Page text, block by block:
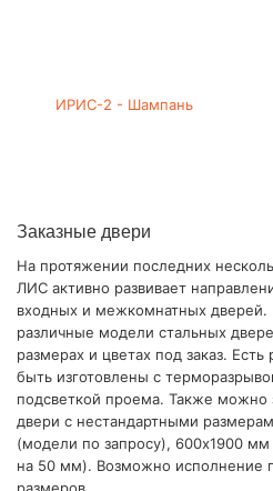
ИРИС-2 - Шампань
Заказные двери
На протяжении последних
ЛИС активно развивает
входных и межкомнатных
различные модели стальных
размерах и цветах под заказ.
быть изготовлены с
подсветкой проема. Также можно
двери с нестандартными
(модели по запросу), 600х1900
на 50 мм). Возможно исполнение